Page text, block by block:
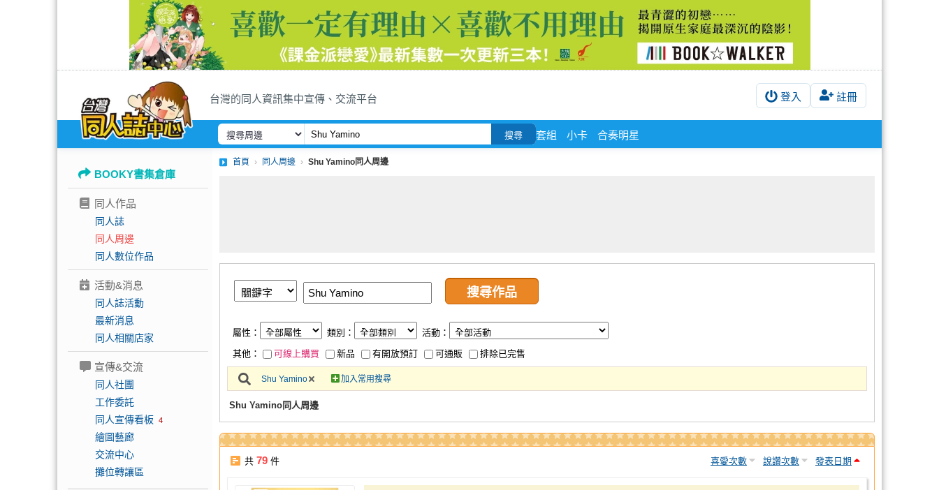
台灣的同人資訊集中宣傳、交流平台 登入 註冊
搜尋 套組 小卡 合奏明星
BOOKY書集倉庫
同人作品
同人誌
同人周邊
同人數位作品
活動&消息
同人誌活動
最新消息
同人相關店家
宣傳&交流
同人社團
工作委託
同人宣傳看板 4
繪圖藝廊
交流中心
攤位轉讓區
首頁 同人周邊 Shu Yamino同人周邊
屬性： 類別：
活動：
其他：
可線上購買 新品 有開放預訂 可通販 排除已完售
Shu Yamino 加入常用搜尋
Shu Yamino同人周邊
共 79 件 喜愛次數 說讚次數 發表日期